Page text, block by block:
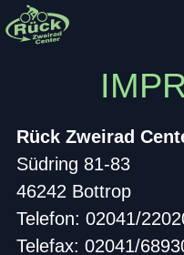
Rück Zweirad
Südring 81-83
46242 Bottrop
Telefon: 02041/
Telefax: 02041/